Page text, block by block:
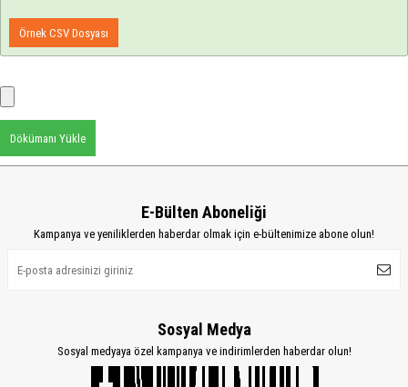
Örnek CSV Dosyası
Dökümanı Yükle
E-Bülten Aboneliği
Kampanya ve yeniliklerden haberdar olmak için e-bültenimize abone olun!
Sosyal Medya
Sosyal medyaya özel kampanya ve indirimlerden haberdar olun!